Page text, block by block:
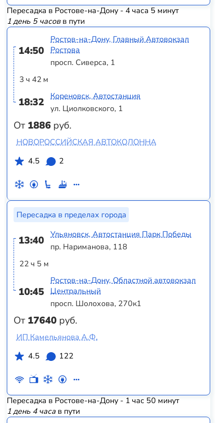
Пересадка в Ростове-на-Дону - 4 часа 5 минут
1 день 5 часовв пути
14:50
3 ч 42 м
18:32
От 1886 руб.
Ростов-на-Дону, Главный Автовокзал
Ростова
просп. Сиверса, 1
Кореновск, Автостанция
ул. Циолковского, 1
НОВОРОССИЙСКАЯ АВТОКОЛОННА
4.5
2
Пересадка в пределах города
13:40
22 ч 5 м
10:45
От 17640 руб.
Ульяновск, Автостанция Парк Победы
пр. Нариманова, 118
Ростов-на-Дону, Областной автовокзал
Центральный
просп. Шолохова, 270к1
ИП Камельянова А.Ф.
4.5
122
Пересадка в Ростове-на-Дону - 1 час 50 минут
1 день 4 часав пути